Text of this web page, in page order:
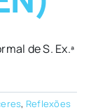
de S. Ex.ª
, Reflexões